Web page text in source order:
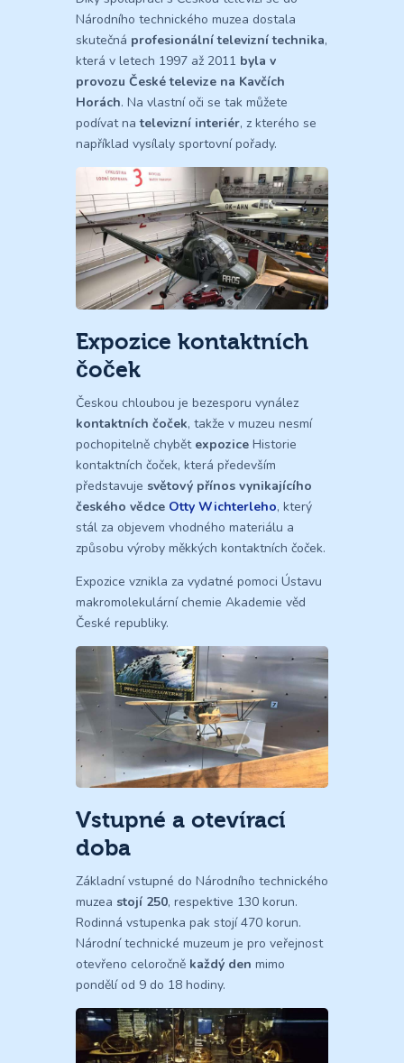
Národního technického muzea dostala
skutečná profesionální televizní technika,
která v letech 1997 až 2011 byla v
provozu České televize na Kavčích
Horách. Na vlastní oči se tak můžete
podívat natelevizní interiér, z kterého se
například vysílaly sportovní pořady.
Expozice kontaktních
čoček
Českou chloubou je bezesporu vynález
kontaktních čoček, takže v muzeu nesmí
pochopitelně chybět expozice Historie
kontaktních čoček, která především
představuje světový přínos vynikajícího
českého vědce Otty Wichterleho, který
stál za objevem vhodného materiálu a
způsobu výroby měkkých kontaktních čoček.
Expozice vznikla za vydatné pomoci Ústavu
makromolekulární chemie Akademie věd
České republiky.
Vstupné a otevírací
doba
Základní vstupné do Národního technického
muzea stojí 250, respektive 130 korun.
Rodinná vstupenka pak stojí 470 korun.
Národní technické muzeum je pro veřejnost
otevřeno celoročně každý den mimo
pondělí od 9 do 18 hodiny.